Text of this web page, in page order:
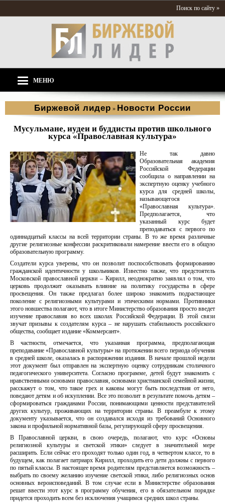
Поиск по сайту »
МЕНЮ
Биржевой лидер » Новости России
Мусульмане, иудеи и буддисты против школьного
курса «Православная культура»
Не так давно
Образовательная академия
Российской Федерации
сообщила о направлении на
экспертную оценку учебного
курса для средней школы,
называющегося
«Православная культура».
Предполагается, что
указанный курс будет
преподаваться с первого по
одиннадцатый классы на всей территории страны. В то же время различные
другие религиозные конфессии раскритиковали намерение ввести его в общую
образовательную программу.
Создатели курса уверены, что он позволит поспособствовать формированию
гражданской идентичности у школьников. Известно также, что предстоятель
Московской православной церкви – Кирилл, неоднократно заявлял о том, что
церковь продолжит оказывать влияние на политику государства в сфере
просвещения. Он также предлагал более широко знакомить подрастающее
поколение с религиозными культурами и этическими нормами. Противники
этого новшества полагают, что в итоге Министерство образования просто введет
изучение православия во всех школах Российской Федерации. В этой связи
звучат призывы к создателям курса – не нарушать стабильность российского
общества, сообщает издание «Коммерсант».
В частности, отмечается, что указанная программа, предполагающая
преподавание «Православной культуры» на протяжении всего периода обучения
в средней школе, оказалась в распоряжении издания. В начале прошлой недели
этот документ был отправлен на экспертную оценку сотрудникам столичного
педагогического университета. Согласно программе, детей будут знакомить с
нравственными основами православия, основами христианской семейной жизни,
расскажут о том, что такое грех и каковы могут быть последствия от него,
поведают детям и об искуплении. Все это позволит в результате помочь детям –
сформироваться гражданами России, понимающими ценности представителей
других культур, проживающих на территории страны. В преамбуле к этому
документу указывается, что он создавался исходя из требований Основного
закона и профильной нормативной базы, регулирующей сферу просвещения.
В Православной церкви, в свою очередь, полагают, что курс «Основы
религиозной культуры и светской этики» следует в значительной мере
расширить. Если сейчас его проходят только один год, в четвертом классе, то в
будущем, как полагает патриарх Кирилл, проходить его дети должны с первого
по пятый классы. В настоящее время родителям представляется возможность –
выбрать по своему желанию изучение светской этики, либо религиозных основ
основных вероисповеданий. В том случае если в Министерстве образования
решат ввести этот курс в программу обучения, его в обязательном порядке
придется проходить всем без исключения учащимся средних школ страны.